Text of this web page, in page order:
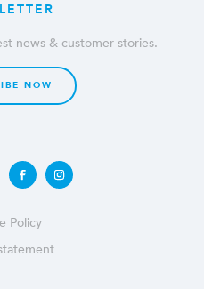
news & customer stories.
NOW
Policy